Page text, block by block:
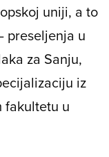
uniji, a to
preseljenja u
za Sanju,
iz
fakultetu u